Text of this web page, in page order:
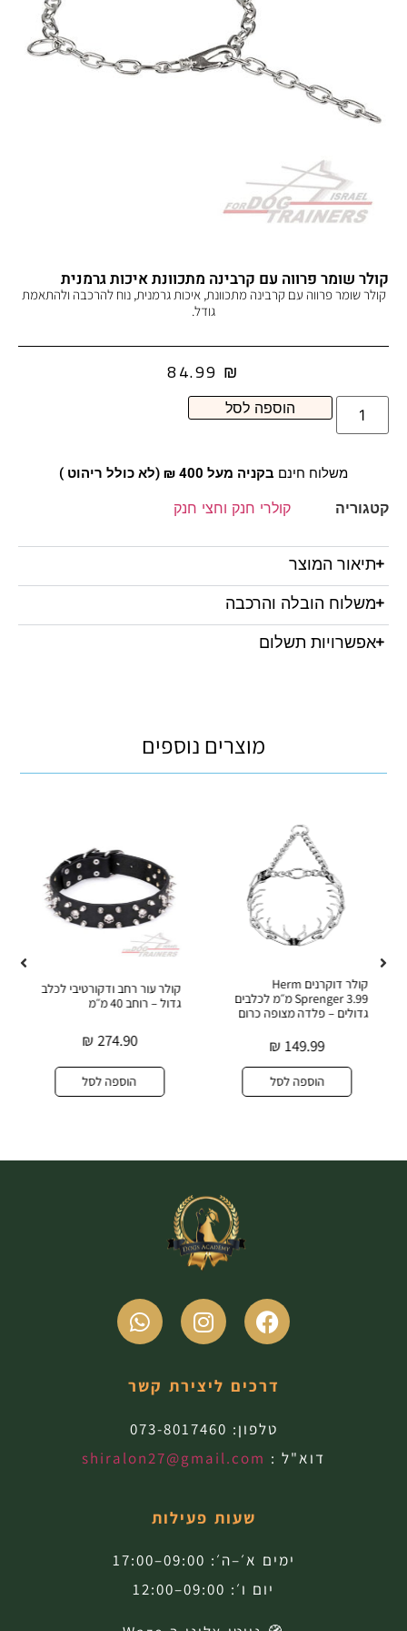
קולר שומר פרווה עם קרבינה מתכוונת איכות גרמנית
קולר שומר פרווה עם קרבינה מתכוונת, איכות גרמנית, נוח להרכבה ולהתאמת
גודל.
84.99 ₪
הוספה לסל
משלוח חינם בקניה מעל 400 ₪ (לא כולל ריהוט )
קטגוריה קולרי חנק וחצי חנק
תיאור המוצר
משלוח הובלה והרכבה
אפשרויות תשלום
מוצרים נוספים
קולר דוקרנים Herm
Sprenger 3.99 מ״מ לכלבים
גדולים – פלדה מצופה כרום
149.99
₪
הוספה לסל
קולר עור רחב ודקורטיבי לכלב
גדול – רוחב 40 מ״מ
274.90
₪
הוספה לסל
דרכים ליצירת קשר
טלפון: 073-8017460
דוא"ל : shiralon27@gmail.com
שעות פעילות
ימים א׳–ה׳: 09:00–17:00
יום ו׳: 09:00–12:00